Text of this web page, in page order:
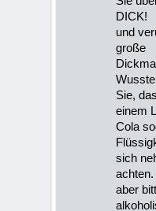
DICK!
und
große
Sie,
einem
Cola
sich
aber